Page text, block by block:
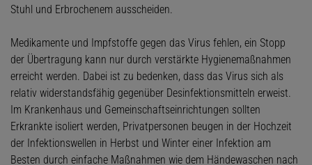
Stuhl und Erbrochenem ausscheiden.
Medikamente und Impfstoffe gegen das Virus fehlen, ein Stopp
der Übertragung kann nur durch verstärkte Hygienemaßnahmen
erreicht werden. Dabei ist zu bedenken, dass das Virus sich als
relativ widerstandsfähig gegenüber Desinfektionsmitteln erweist.
Im Krankenhaus und Gemeinschaftseinrichtungen sollten
Erkrankte isoliert werden, Privatpersonen beugen in der Hochzeit
der Infektionswellen in Herbst und Winter einer Infektion am
Besten durch einfache Maßnahmen wie dem Händewaschen nach